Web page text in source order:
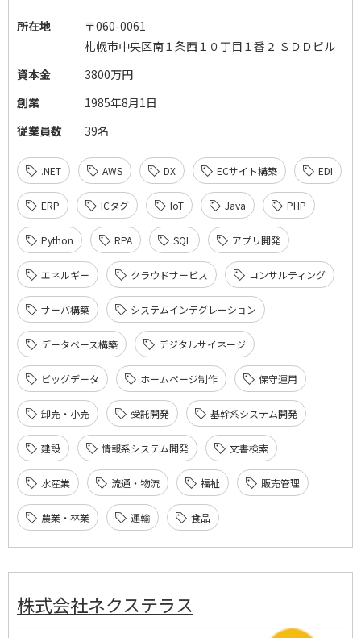
所在地
〒060-0061
札幌市中央区南１条西１０丁目１番２ ＳＤＤビル
資本金
3800万円
創業
1985年8月1日
従業員数
39名
.NET AWS DX ECサイト構築 EDI
ERP ICタグ IoT Java PHP
Python RPA SQL アプリ開発
エネルギー クラウドサービス コンサルティング
サーバ構築 システムインテグレーション
データベース構築 デジタルサイネージ
ビッグデータ ホームページ制作 保守運用
卸売・小売 受託開発 基幹系システム開発
建設 情報系システム開発 文書検索
水産業 流通・物流 福祉 販売管理
農業・林業 運輸 食品
株式会社ネクステラス